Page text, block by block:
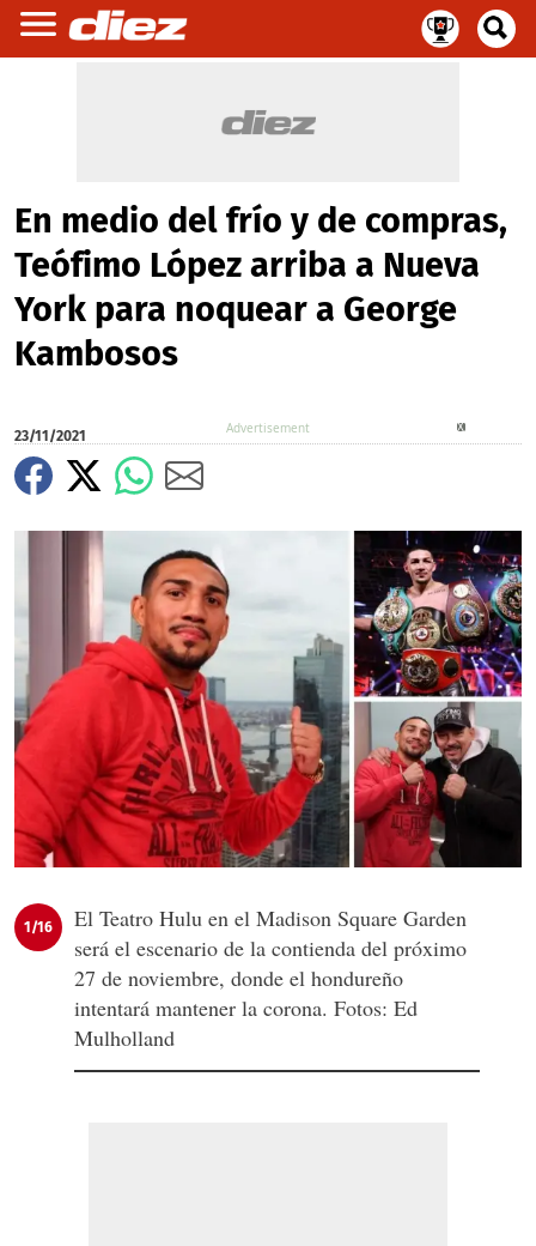
En medio del frío y de compras,
Teófimo López arriba a Nueva
York para noquear a George
Kambosos
23/11/2021
1/16
El Teatro Hulu en el Madison Square Garden
será el escenario de la contienda del próximo
27 de noviembre, donde el hondureño
intentará mantener la corona. Fotos: Ed
Mulholland
X